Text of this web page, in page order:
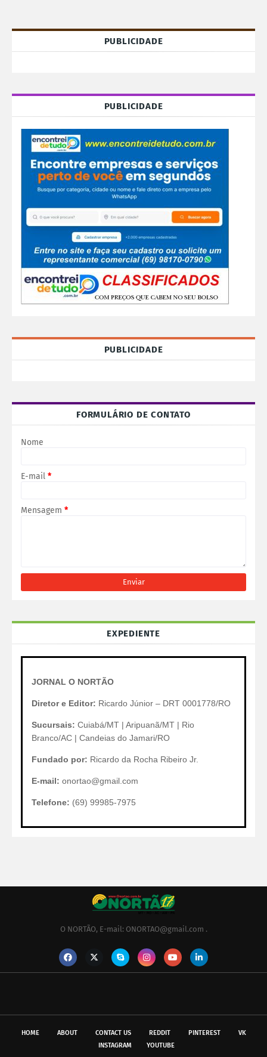
PUBLICIDADE
PUBLICIDADE
PUBLICIDADE
FORMULÁRIO DE CONTATO
Nome
E-mail *
Mensagem *
EXPEDIENTE
JORNAL O NORTÃO
Diretor e Editor: Ricardo Júnior – DRT 0001778/RO
Sucursais: Cuiabá/MT | Aripuanã/MT | Rio
Branco/AC | Candeias do Jamari/RO
Fundado por: Ricardo da Rocha Ribeiro Jr.
E-mail: onortao@gmail.com
Telefone: (69) 99985-7975
O NORTÃO, E-mail: ONORTAO@gmail.com .
HOME ABOUT CONTACT US REDDIT PINTEREST
VK
INSTAGRAM
YOUTUBE